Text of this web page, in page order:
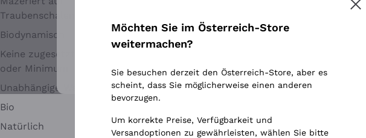
Traubenschalen
Biodynamisch
Keine zugesetzten Sulfite
oder Minimum
Unabhängige Weinbauern
Bio
Natürlich
Occhipinti Arianna
Biondi Santi
Argiolas
Zenato
Ca' dei Frati
Chardonnay
Weitere Informationen finden Sie in unserem Datenschutz-Bestimmungen
Möchten Sie im Österreich-Store
weitermachen?
Sie besuchen derzeit den Österreich-Store, aber es
scheint, dass Sie möglicherweise einen anderen
bevorzugen.
Um korrekte Preise, Verfügbarkeit und
Versandoptionen zu gewährleisten, wählen Sie bitte